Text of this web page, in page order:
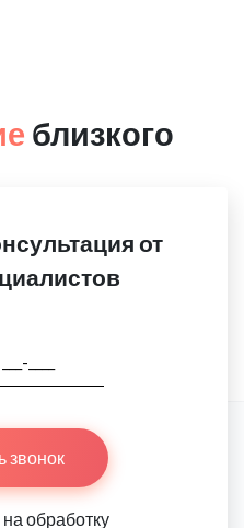
близкого
от
звонок
обработку